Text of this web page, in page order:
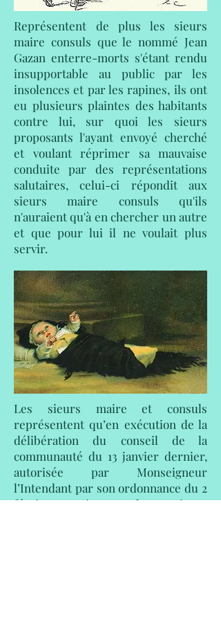
Représentent de plus les sieurs
maire consuls que le nommé Jean
Gazan enterre-morts s'étant rendu
insupportable au public par les
insolences et par les rapines, ils ont
eu plusieurs plaintes des habitants
contre lui, sur quoi les sieurs
proposants l'ayant envoyé cherché
et voulant réprimer sa mauvaise
conduite par des représentations
salutaires, celui-ci répondit aux
sieurs maire consuls qu'ils
n'auraient qu'à en chercher un autre
et que pour lui il ne voulait plus
servir.
Les sieurs maire et consuls
représentent qu’en exécution de la
délibération du conseil de la
communauté du 13 janvier dernier,
autorisée par Monseigneur
l’Intendant par son ordonnance du 2
février suivant, les sieurs